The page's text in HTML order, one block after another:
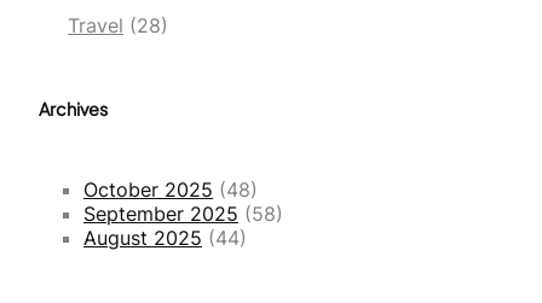
Travel (28)
Archives
October 2025 (48)
September 2025 (58)
August 2025 (44)